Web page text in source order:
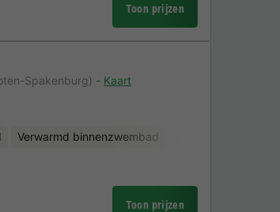
Toon prijzen
Spakenburg)
Kaart
Verwarmd binnenzwembad
Toon prijzen